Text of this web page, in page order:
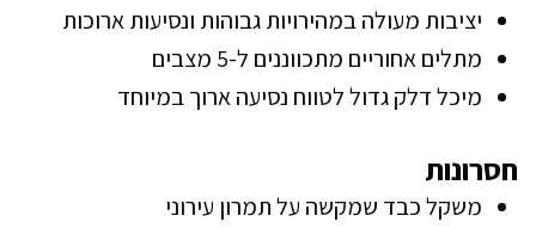
יציבות מעולה במהירויות גבוהות ונסיעות ארוכות
מתלים אחוריים מתכווננים ל-5 מצבים
מיכל דלק גדול לטווח נסיעה ארוך במיוחד
חסרונות
משקל כבד שמקשה על תמרון עירוני